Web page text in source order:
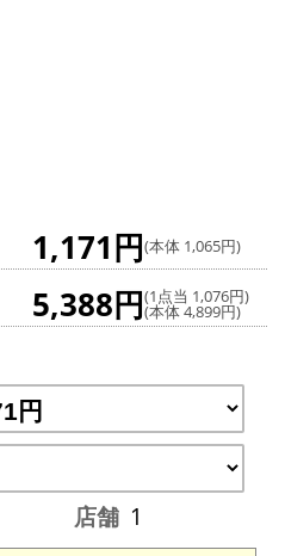
1,171円(本体 1,065円)
5,388円(1点当 1,076円)
(本体 4,899円)
店舗 1